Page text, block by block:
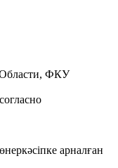
ФКУ
арналған